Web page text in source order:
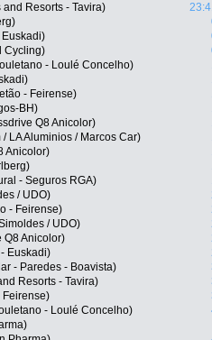
and Resorts - Tavira)
Euskadi)
Cycling)
- Loulé Concelho)
- Feirense)
BH)
Q8 Anicolor)
LA Aluminios / Marcos Car)
Anicolor)
- Seguros RGA)
/ UDO)
- Feirense)
/ UDO)
Q8 Anicolor)
Euskadi)
- Paredes - Boavista)
Resorts - Tavira)
Feirense)
- Loulé Concelho)